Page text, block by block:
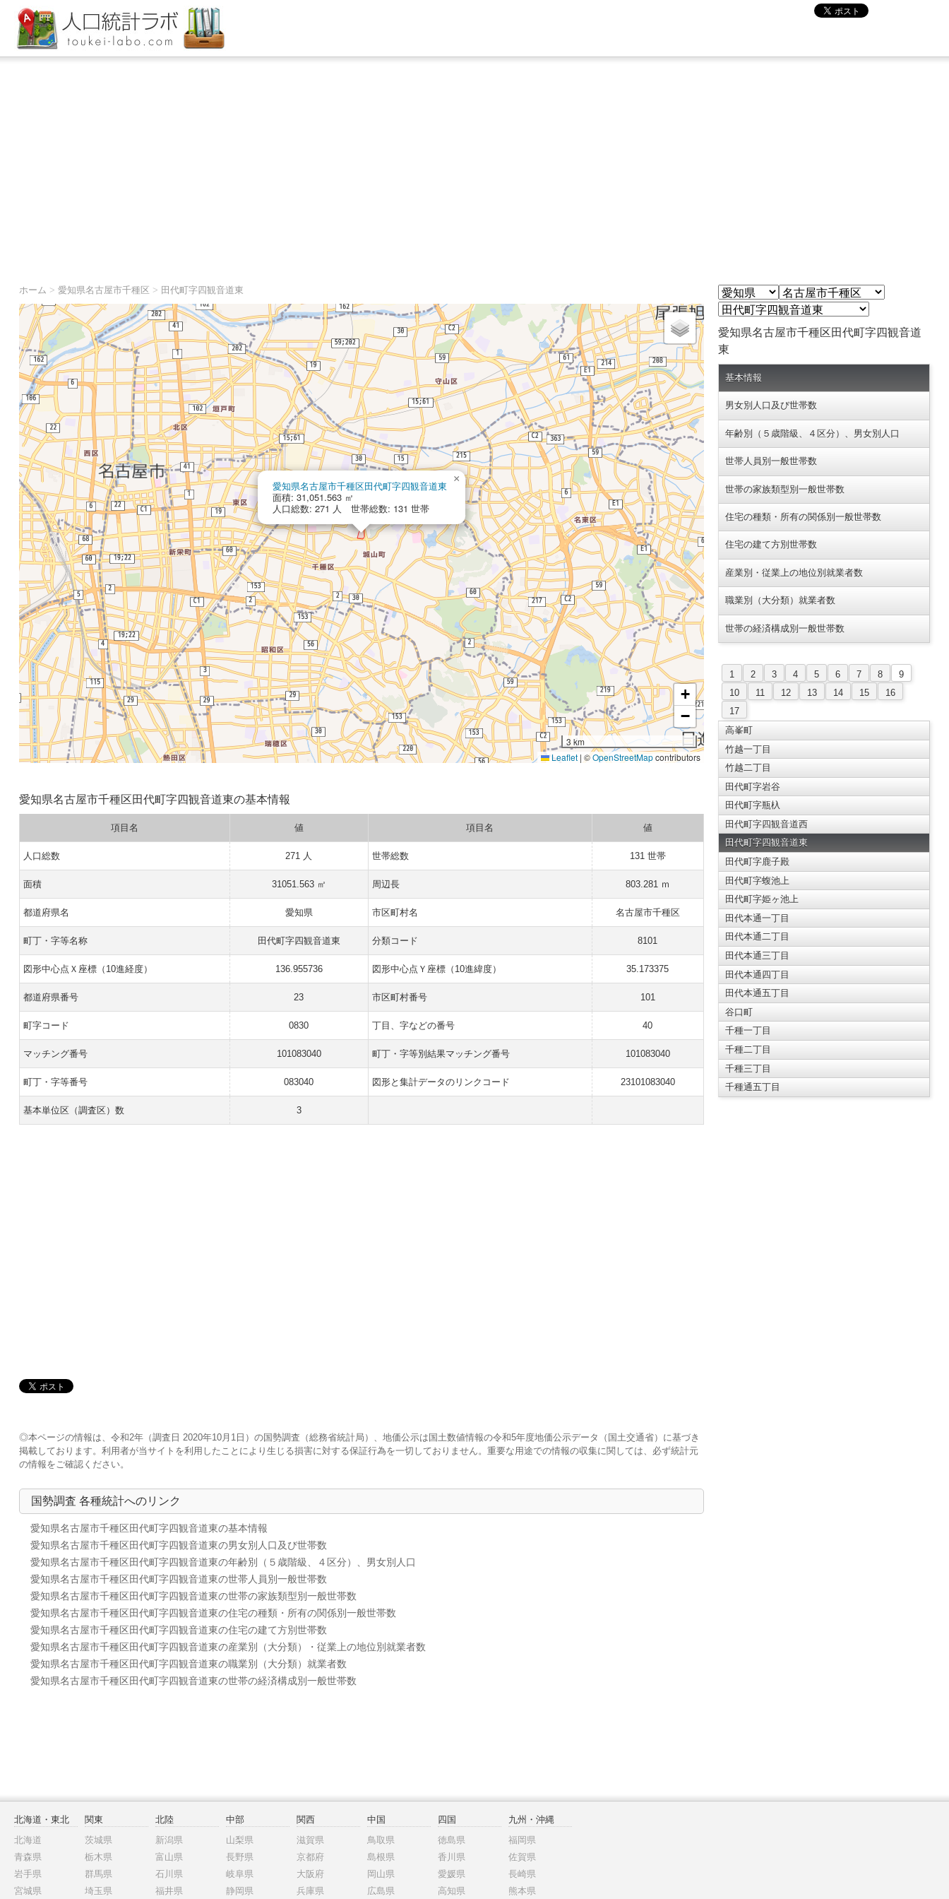
ホーム > 愛知県名古屋市千種区 > 田代町字四観音道東
愛知県名古屋市千種区田代町字四観音道東
面積: 31,051.563 ㎡
人口総数: 271 人 世帯総数: 131 世帯
×
+
−
3 km
Leaflet | ©OpenStreetMapcontributors
愛知県名古屋市千種区田代町字四観音道東の基本情報
項目名 値 項目名 値
人口総数 271 人 世帯総数 131 世帯
面積 31051.563 ㎡ 周辺長 803.281 ｍ
都道府県名 愛知県 市区町村名 名古屋市千種区
町丁・字等名称 田代町字四観音道東 分類コード 8101
図形中心点Ｘ座標（10進経度） 136.955736 図形中心点Ｙ座標（10進緯度） 35.173375
都道府県番号 23 市区町村番号 101
町字コード 0830 丁目、字などの番号 40
マッチング番号 101083040 町丁・字等別結果マッチング番号 101083040
町丁・字等番号 083040 図形と集計データのリンクコード 23101083040
基本単位区（調査区）数 3
◎本ページの情報は、令和2年（調査日 2020年10月1日）の国勢調査（総務省統計局）、地価公示は国土数値情報の令和5年度地価公示データ（国土交通省）に基づき
掲載しております。利用者が当サイトを利用したことにより生じる損害に対する保証行為を一切しておりません。重要な用途での情報の収集に関しては、必ず統計元
の情報をご確認ください。
国勢調査 各種統計へのリンク
愛知県名古屋市千種区田代町字四観音道東の基本情報
愛知県名古屋市千種区田代町字四観音道東の男女別人口及び世帯数
愛知県名古屋市千種区田代町字四観音道東の年齢別（５歳階級、４区分）、男女別人口
愛知県名古屋市千種区田代町字四観音道東の世帯人員別一般世帯数
愛知県名古屋市千種区田代町字四観音道東の世帯の家族類型別一般世帯数
愛知県名古屋市千種区田代町字四観音道東の住宅の種類・所有の関係別一般世帯数
愛知県名古屋市千種区田代町字四観音道東の住宅の建て方別世帯数
愛知県名古屋市千種区田代町字四観音道東の産業別（大分類）・従業上の地位別就業者数
愛知県名古屋市千種区田代町字四観音道東の職業別（大分類）就業者数
愛知県名古屋市千種区田代町字四観音道東の世帯の経済構成別一般世帯数
愛知県名古屋市千種区田代町字四観音道
東
基本情報
男女別人口及び世帯数
年齢別（５歳階級、４区分）、男女別人口
世帯人員別一般世帯数
世帯の家族類型別一般世帯数
住宅の種類・所有の関係別一般世帯数
住宅の建て方別世帯数
産業別・従業上の地位別就業者数
職業別（大分類）就業者数
世帯の経済構成別一般世帯数
1 2 3 4 5 6 7 8
9
10
11 12 13 14 15
16
17
高峯町
竹越一丁目
竹越二丁目
田代町字岩谷
田代町字瓶杁
田代町字四観音道西
田代町字四観音道東
田代町字鹿子殿
田代町字蝮池上
田代町字姫ヶ池上
田代本通一丁目
田代本通二丁目
田代本通三丁目
田代本通四丁目
田代本通五丁目
谷口町
千種一丁目
千種二丁目
千種三丁目
千種通五丁目
北海道・東北
北海道
青森県
岩手県
宮城県
関東
茨城県
栃木県
群馬県
埼玉県
北陸
新潟県
富山県
石川県
福井県
中部
山梨県
長野県
岐阜県
静岡県
関西
滋賀県
京都府
大阪府
兵庫県
中国
鳥取県
島根県
岡山県
広島県
四国
徳島県
香川県
愛媛県
高知県
九州・沖縄
福岡県
佐賀県
長崎県
熊本県